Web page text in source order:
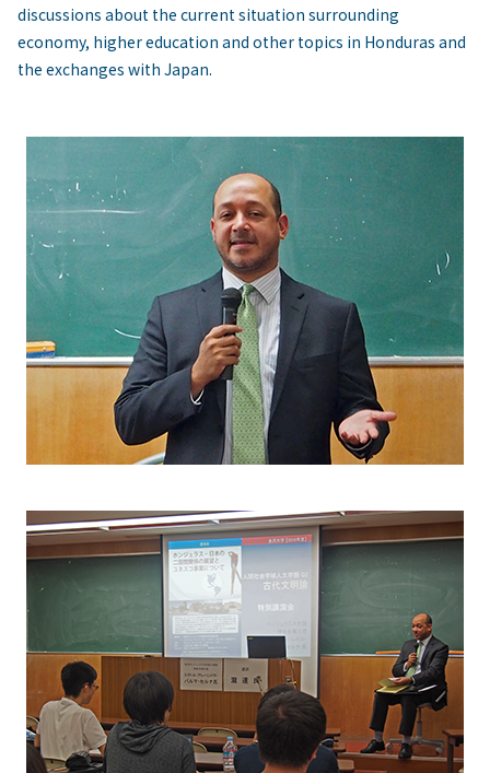
discussions about the current situation surrounding
economy, higher education and other topics in Honduras and
the exchanges with Japan.